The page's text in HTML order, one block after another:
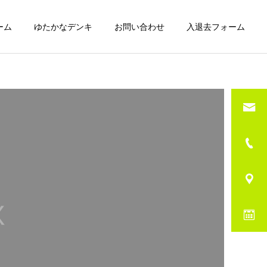
ム ゆたかなデンキ お問い合わせ 入退去フォーム